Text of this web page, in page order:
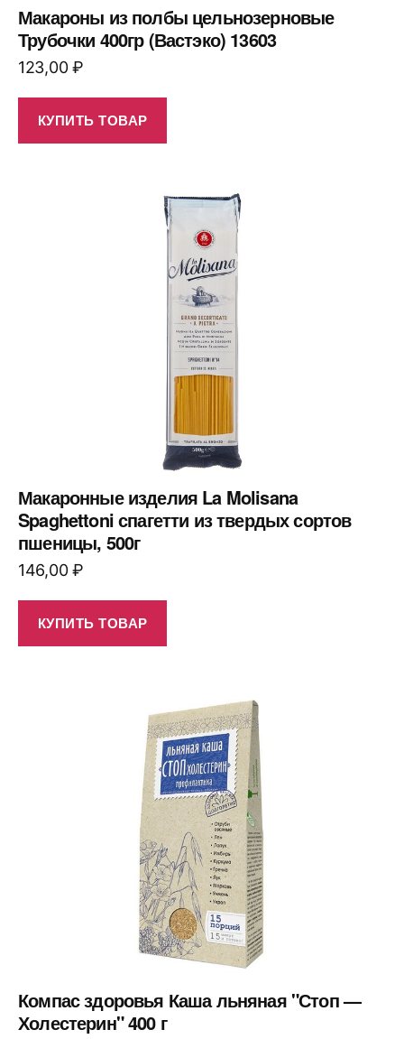
Макароны из полбы цельнозерновые
Трубочки 400гр (Вастэко) 13603
123,00₽
КУПИТЬ ТОВАР
Макаронные изделия La Molisana
Spaghettoni спагетти из твердых сортов
пшеницы, 500г
146,00₽
КУПИТЬ ТОВАР
Компас здоровья Каша льняная "Стоп —
Холестерин" 400 г